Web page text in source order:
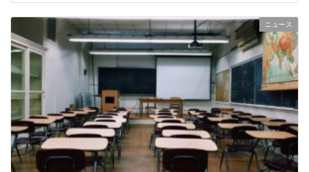
ニュース